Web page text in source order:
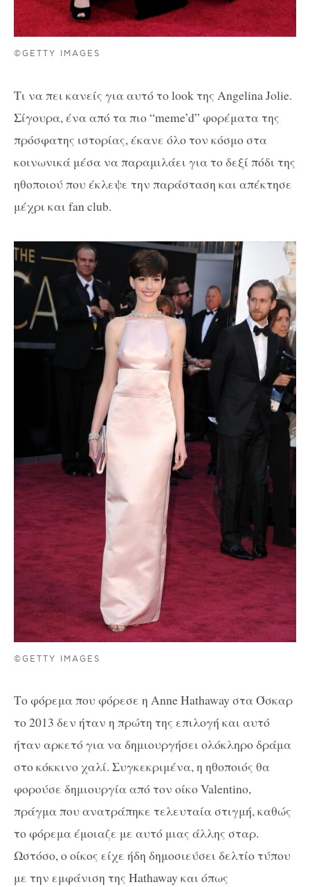
©GETTY IMAGES
Τι να πει κανείς για αυτό το look της Angelina Jolie.
Σίγουρα, ένα από τα πιο “meme’d” φορέματα της
πρόσφατης ιστορίας, έκανε όλο τον κόσμο στα
κοινωνικά μέσα να παραμιλάει για το δεξί πόδι της
ηθοποιού που έκλεψε την παράσταση και απέκτησε
μέχρι και fan club.
©GETTY IMAGES
Το φόρεμα που φόρεσε η Anne Hathaway στα Όσκαρ
το 2013 δεν ήταν η πρώτη της επιλογή και αυτό
ήταν αρκετό για να δημιουργήσει ολόκληρο δράμα
στο κόκκινο χαλί. Συγκεκριμένα, η ηθοποιός θα
φορούσε δημιουργία από τον οίκο Valentino,
πράγμα που ανατράπηκε τελευταία στιγμή, καθώς
το φόρεμα έμοιαζε με αυτό μιας άλλης σταρ.
Ωστόσο, ο οίκος είχε ήδη δημοσιεύσει δελτίο τύπου
με την εμφάνιση της Hathaway και όπως